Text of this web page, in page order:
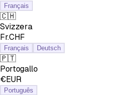
Français
🇨🇭
Svizzera
Fr.CHF
Français Deutsch
🇵🇹
Portogallo
€EUR
Português